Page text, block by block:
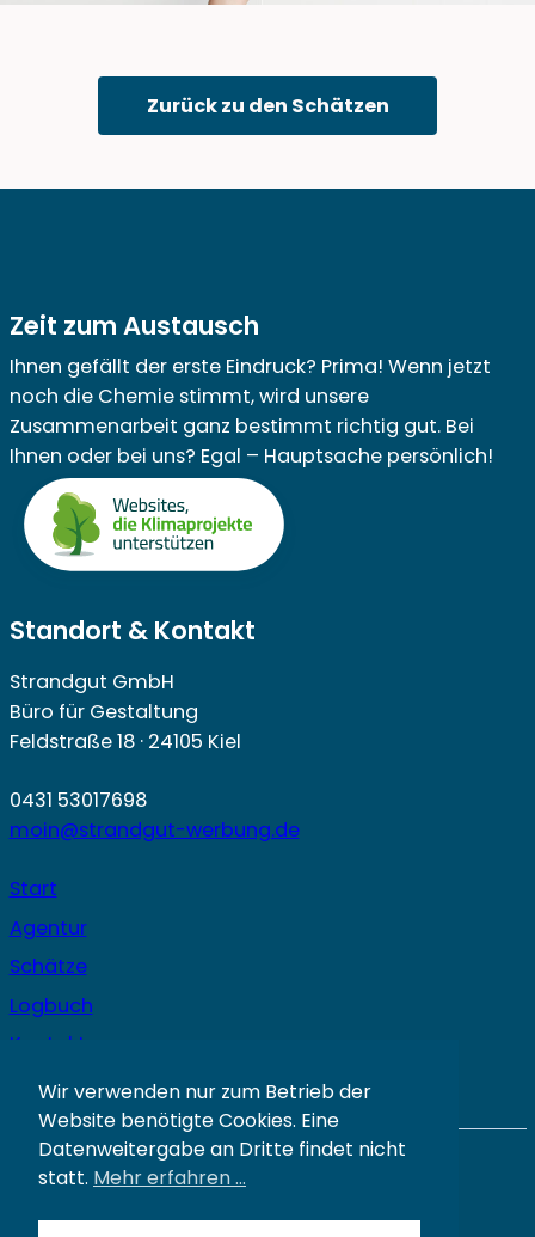
Zurück zu den Schätzen
Zeit zum Austausch
Ihnen gefällt der erste Eindruck? Prima! Wenn jetzt
noch die Chemie stimmt, wird unsere
Zusammenarbeit ganz bestimmt richtig gut. Bei
Ihnen oder bei uns? Egal – Hauptsache persönlich!
Standort & Kontakt
Strandgut GmbH
Büro für Gestaltung
Feldstraße 18 · 24105 Kiel
0431 53017698
moin@strandgut-werbung.de
Start
Agentur
Schätze
Logbuch
Kontakt
© Strandgut GmbH 2026
ImpressumDatenschutz
Wir verwenden nur zum Betrieb der
Website benötigte Cookies. Eine
Datenweitergabe an Dritte findet nicht
statt. Mehr erfahren …